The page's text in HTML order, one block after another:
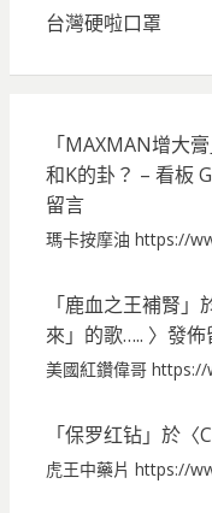
台灣硬啦口罩
「MAXMAN增大膏
和K的卦？ – 看板
留言
瑪卡按摩油 https://
「鹿血之王補腎 」
來」的歌….. 〉發佈
美國紅鑽偉哥
「保罗红钻」於〈
虎王中藥片 https://